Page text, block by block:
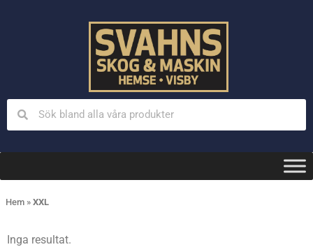
Hem » XXL
Inga resultat.